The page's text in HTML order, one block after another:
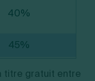
40%
45%
titre gratuit entre